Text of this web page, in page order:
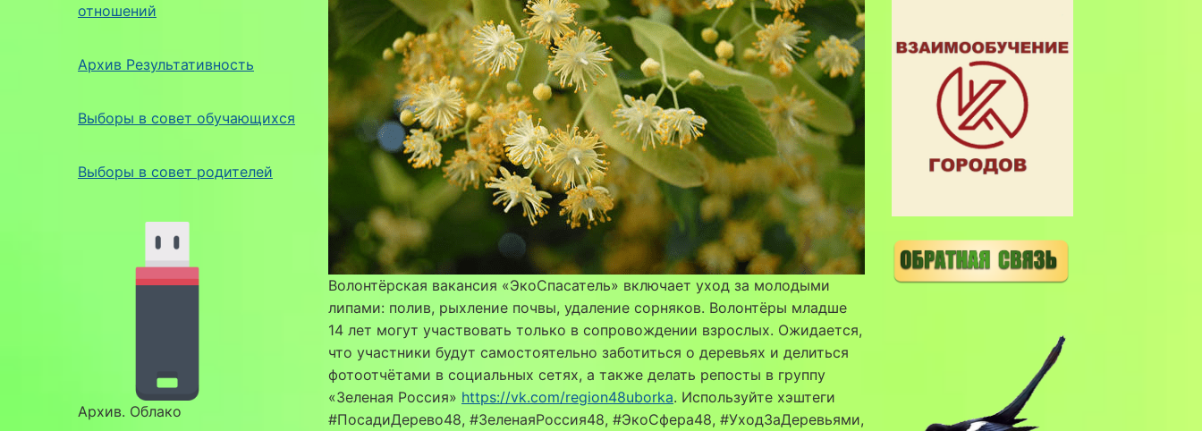
отношений
Архив Результативность
Выборы в совет обучающихся
Выборы в совет родителей
Архив. Облако
Волонтёрская вакансия «ЭкоСпасатель» включает уход за молодыми
липами: полив, рыхление почвы, удаление сорняков. Волонтёры младше
14 лет могут участвовать только в сопровождении взрослых. Ожидается,
что участники будут самостоятельно заботиться о деревьях и делиться
фотоотчётами в социальных сетях, а также делать репосты в группу
«Зеленая Россия» https://vk.com/region48uborka. Используйте хэштеги
#ПосадиДерево48, #ЗеленаяРоссия48, #ЭкоСфера48, #УходЗаДеревьями,